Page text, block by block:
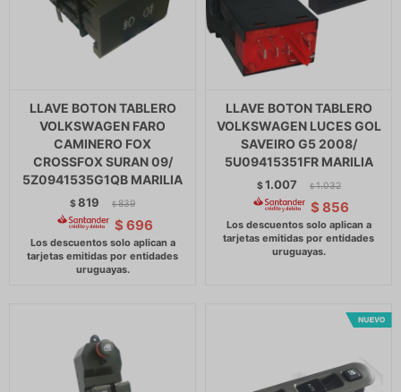
LLAVE BOTON TABLERO
VOLKSWAGEN FARO
CAMINERO FOX
CROSSFOX SURAN 09/
5Z0941535G1QB MARILIA
$819 $ 839
$ 696
LLAVE BOTON TABLERO
VOLKSWAGEN LUCES GOL
SAVEIRO G5 2008/
5U09415351FR MARILIA
$1.007 $ 1.032
$ 856